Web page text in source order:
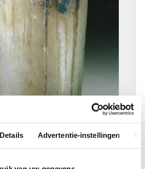
Details Advertentie-instellingen